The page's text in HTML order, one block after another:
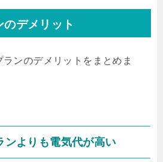
デメリット
ンのデメリットをまとめま
ンよりも電気代が高い